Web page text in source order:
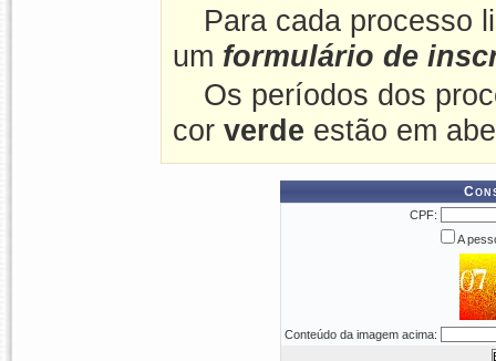
Para cada processo
um formulário de
Os períodos dos
cor verde estão em
CPF:
A
Conteúdo da imagem acima: